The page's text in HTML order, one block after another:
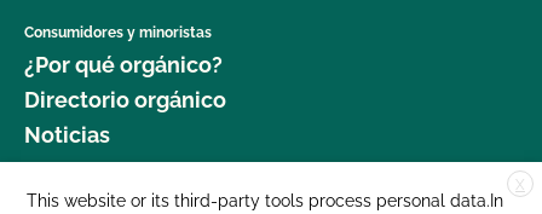
Consumidores y minoristas
¿Por qué orgánico?
Directorio orgánico
Noticias
Donar X
This website or its third-party tools process personal data.In